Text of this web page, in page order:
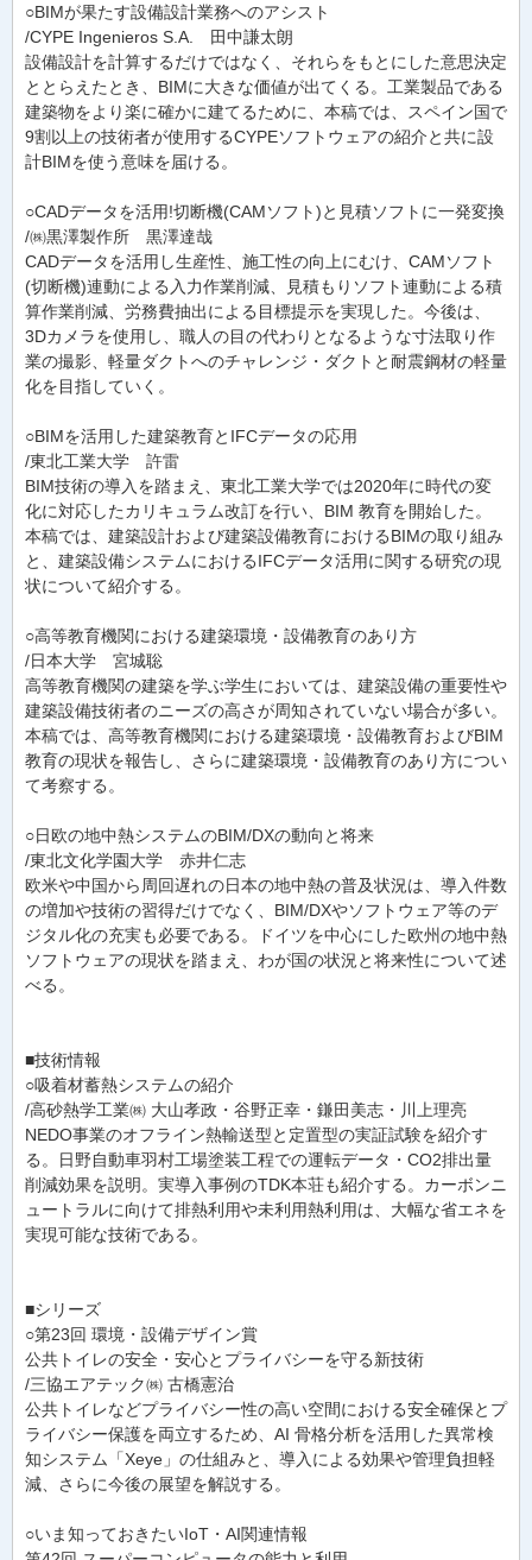
○BIMが果たす設備設計業務へのアシスト
/CYPE Ingenieros S.A. 田中謙太朗
設備設計を計算するだけではなく、それらをもとにした意思決定
ととらえたとき、BIMに大きな価値が出てくる。工業製品である
建築物をより楽に確かに建てるために、本稿では、スペイン国で
9割以上の技術者が使用するCYPEソフトウェアの紹介と共に設
計BIMを使う意味を届ける。
○CADデータを活用!切断機(CAMソフト)と見積ソフトに一発変換
/㈱黒澤製作所 黒澤達哉
CADデータを活用し生産性、施工性の向上にむけ、CAMソフト
(切断機)連動による入力作業削減、見積もりソフト連動による積
算作業削減、労務費抽出による目標提示を実現した。今後は、
3Dカメラを使用し、職人の目の代わりとなるような寸法取り作
業の撮影、軽量ダクトへのチャレンジ・ダクトと耐震鋼材の軽量
化を目指していく。
○BIMを活用した建築教育とIFCデータの応用
/東北工業大学 許雷
BIM技術の導入を踏まえ、東北工業大学では2020年に時代の変
化に対応したカリキュラム改訂を行い、BIM 教育を開始した。
本稿では、建築設計および建築設備教育におけるBIMの取り組み
と、建築設備システムにおけるIFCデータ活用に関する研究の現
状について紹介する。
○高等教育機関における建築環境・設備教育のあり方
/日本大学 宮城聡
高等教育機関の建築を学ぶ学生においては、建築設備の重要性や
建築設備技術者のニーズの高さが周知されていない場合が多い。
本稿では、高等教育機関における建築環境・設備教育およびBIM
教育の現状を報告し、さらに建築環境・設備教育のあり方につい
て考察する。
○日欧の地中熱システムのBIM/DXの動向と将来
/東北文化学園大学 赤井仁志
欧米や中国から周回遅れの日本の地中熱の普及状況は、導入件数
の増加や技術の習得だけでなく、BIM/DXやソフトウェア等のデ
ジタル化の充実も必要である。ドイツを中心にした欧州の地中熱
ソフトウェアの現状を踏まえ、わが国の状況と将来性について述
べる。
■技術情報
○吸着材蓄熱システムの紹介
/高砂熱学工業㈱ 大山孝政・谷野正幸・鎌田美志・川上理亮
NEDO事業のオフライン熱輸送型と定置型の実証試験を紹介す
る。日野自動車羽村工場塗装工程での運転データ・CO2排出量
削減効果を説明。実導入事例のTDK本荘も紹介する。カーボンニ
ュートラルに向けて排熱利用や未利用熱利用は、大幅な省エネを
実現可能な技術である。
■シリーズ
○第23回 環境・設備デザイン賞
公共トイレの安全・安心とプライバシーを守る新技術
/三協エアテック㈱ 古橋憲治
公共トイレなどプライバシー性の高い空間における安全確保とプ
ライバシー保護を両立するため、AI 骨格分析を活用した異常検
知システム「Xeye」の仕組みと、導入による効果や管理負担軽
減、さらに今後の展望を解説する。
○いま知っておきたいIoT・AI関連情報